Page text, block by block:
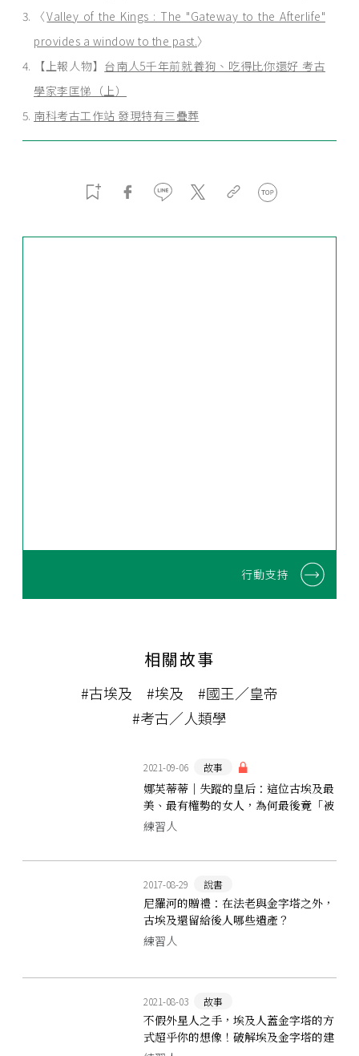
〈Valley of the Kings : The "Gateway to the Afterlife"
provides a window to the past.〉
【上報人物】 台南人5千年前就養狗、吃得比你還好 考古
學家李匡悌（上）
南科考古工作站 發現特有三疊葬
行動支持
相關故事
#古埃及 #埃及
#國王／皇帝
#考古／人類學
2021-09-06 故事
娜芙蒂蒂｜失蹤的皇后：這位古埃及最
美、最有權勢的女人，為何最後竟「被
消失」？
練習人
2017-08-29 說書
尼羅河的贈禮：在法老與金字塔之外，
古埃及還留給後人哪些遺產？
練習人
2021-08-03 故事
不假外星人之手，埃及人蓋金字塔的方
式超乎你的想像！破解埃及金字塔的建